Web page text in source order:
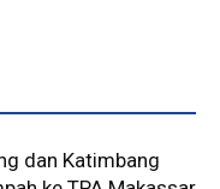
dan Katimbang